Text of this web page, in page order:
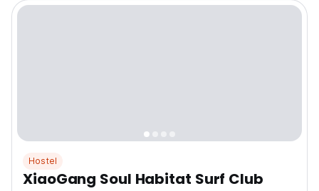
Hostel
XiaoGang Soul Habitat Surf Club